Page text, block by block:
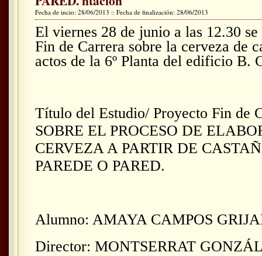
Fecha de incio: 28/06/2013 :: Fecha de finalización: 28/06/2013
El viernes 28 de junio a las 12.30
Fin de Carrera sobre la cerveza de
actos de la 6º Planta del edificio B.
Título del Estudio/ Proyecto Fin de
SOBRE EL PROCESO DE
CERVEZA A PARTIR DE
PAREDE O PARED.
Alumno: AMAYA CAMPOS
Director: MONTSERRAT